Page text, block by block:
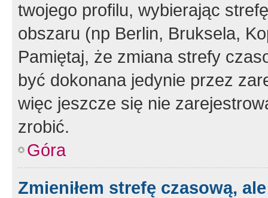
twojego profilu, wybierając
obszaru (np Berlin, Bruksela,
Pamiętaj, że zmiana strefy
być dokonana jedynie przez
więc jeszcze się nie
zrobić.
Góra
Zmieniłem strefę czasową,